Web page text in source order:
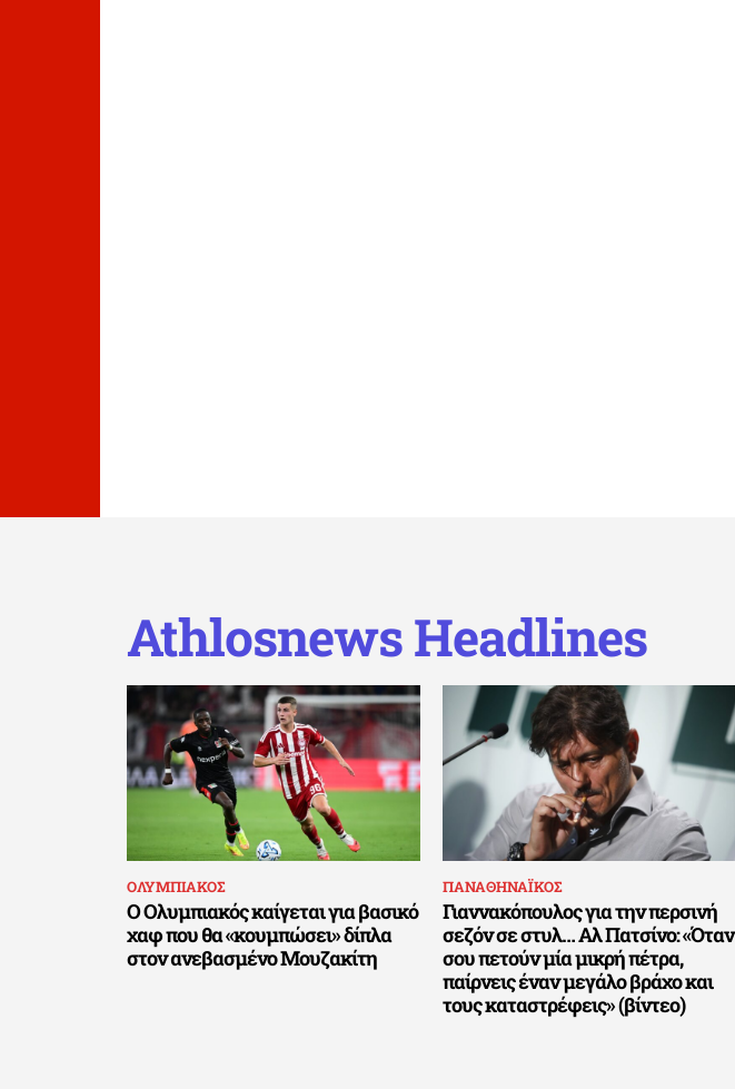
Athlosnews Headlines
ΟΛΥΜΠΙΑΚΟΣ
Ο Ολυμπιακός καίγεται για βασικό
χαφ που θα «κουμπώσει» δίπλα
στον ανεβασμένο Μουζακίτη
ΠΑΝΑΘΗΝΑΪΚΟΣ
Γιαννακόπουλος για την περσινή
σεζόν σε στυλ… Αλ Πατσίνο: «Όταν
σου πετούν μία μικρή πέτρα,
παίρνεις έναν μεγάλο βράχο και
τους καταστρέφεις» (βίντεο)